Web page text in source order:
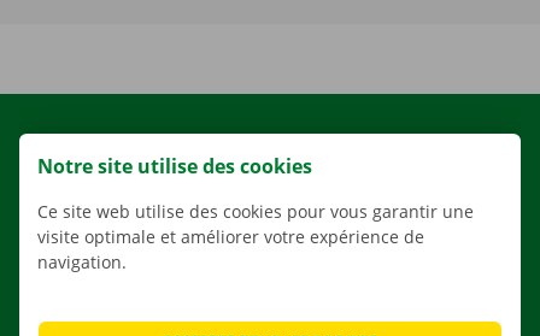
LOCATION
NOS VÉHICULES
NOS SERVICES
SOLUTIONS DE DÉMÉNAGEMENT
Notre site utilise des cookies
Ce site web utilise des cookies pour vous garantir une
visite optimale et améliorer votre expérience de
navigation.